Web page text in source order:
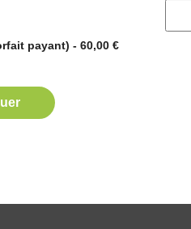
payant) - 60,00 €